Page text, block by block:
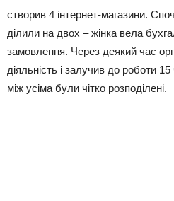
створив 4 інтернет-магазини.
ділили на двох – жінка вела
замовлення. Через деякий час
діяльність і залучив до роботи 15
між усіма були чітко розподілені.